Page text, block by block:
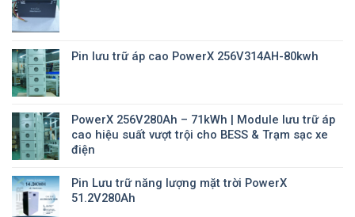
Pin lưu trữ áp cao PowerX 256V314AH-80kwh
PowerX 256V280Ah – 71kWh | Module lưu trữ áp
cao hiệu suất vượt trội cho BESS & Trạm sạc xe
điện
Pin Lưu trữ năng lượng mặt trời PowerX
51.2V280Ah